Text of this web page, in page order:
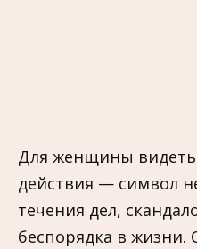
Для женщины
действия — символ
течения дел,
беспорядка в